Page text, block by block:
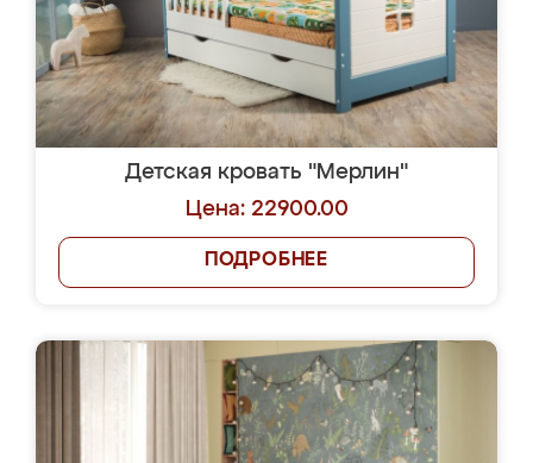
Детская кровать "Мерлин"
Цена: 22900.00
ПОДРОБНЕЕ